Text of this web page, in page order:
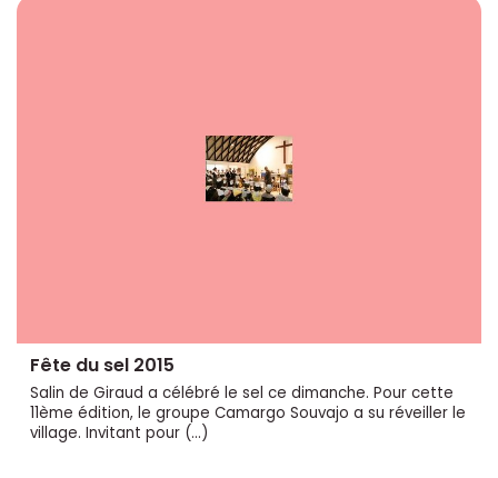
Fête du sel 2015
Salin de Giraud a célébré le sel ce dimanche. Pour cette
11ème édition, le groupe Camargo Souvajo a su réveiller le
village. Invitant pour (…)